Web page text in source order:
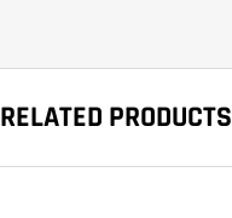
RELATED PRODUCTS